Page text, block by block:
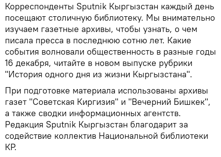
Корреспонденты Sputnik Кыргызстан каждый день
посещают столичную библиотеку. Мы внимательно
изучаем газетные архивы, чтобы узнать, о чем
писала пресса в последнюю сотню лет. Какие
события волновали общественность в разные годы
16 декабря, читайте в новом выпуске рубрики
"История одного дня из жизни Кыргызстана".
При подготовке материала использованы архивы
газет "Советская Киргизия" и "Вечерний Бишкек",
а также сводки информационных агентств.
Редакция Sputnik Кыргызстан благодарит за
содействие коллектив Национальной библиотеки
КР.